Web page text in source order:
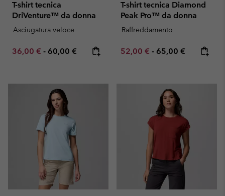
T-shirt tecnica
DriVenture™ da donna
Asciugatura veloce
Minimum sale price:
36,00 € - Maximum price:
60,00 €
T-shirt tecnica Diamond
Peak Pro™ da donna
Raffreddamento
Minimum sale price:
52,00 € - Maximum price:
65,00 €